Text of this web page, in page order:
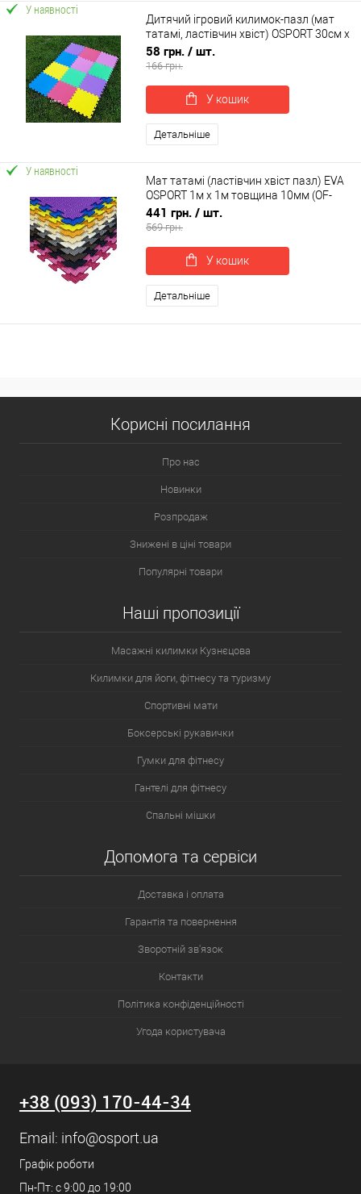
У наявності
Дитячий ігровий килимок-пазл (мат
татамі, ластівчин хвіст) OSPORT 30см х
30см товщина 10мм (FI-0133-1)
58 грн. / шт.
166 грн.
У кошик
Детальніше
У наявності
Мат татамі (ластівчин хвіст пазл) EVA
OSPORT 1м х 1м товщина 10мм (OF-
0230)
441 грн. / шт.
569 грн.
У кошик
Детальніше
Корисні посилання
Про нас
Новинки
Розпродаж
Знижені в ціні товари
Популярні товари
Наші пропозиції
Масажні килимки Кузнєцова
Килимки для йоги, фітнесу та туризму
Спортивні мати
Боксерські рукавички
Гумки для фітнесу
Гантелі для фітнесу
Спальні мішки
Допомога та сервіси
Доставка і оплата
Гарантія та повернення
Зворотній зв'язок
Контакти
Політика конфіденційності
Угода користувача
+38 (093) 170-44-34
Email: info@osport.ua
Графік роботи
Пн-Пт: с 9:00 до 19:00